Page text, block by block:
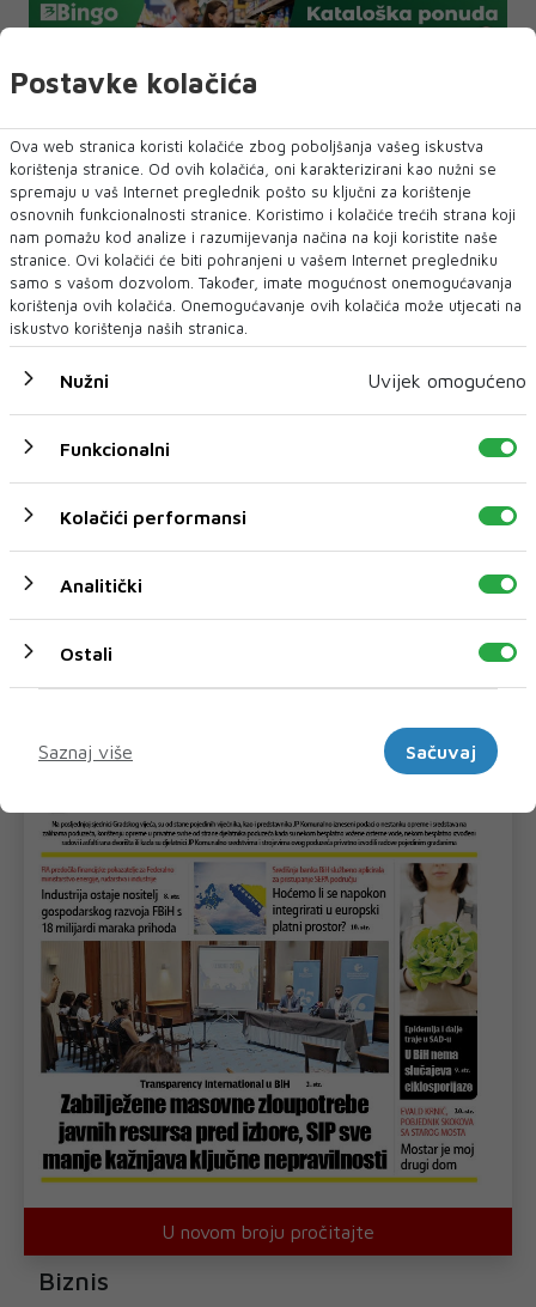
NAFTA
NAJNOVIJE NAJČITANIJE
NEUM UNDERWATER FILM FESTIVAL 2026.
MORA – UVEDENA I NOVA KATEGORIJA „BEST
FILM POSTER AWARD“
Neum će 27., 28. i 29. kolovoza 2026. godine ponovno postati
mjesto susreta filma, mora,...
U novom broju pročitajte
Biznis
Postavke kolačića
Ova web stranica koristi kolačiće zbog poboljšanja vašeg iskustva
korištenja stranice. Od ovih kolačića, oni karakterizirani kao nužni se
spremaju u vaš Internet preglednik pošto su ključni za korištenje
osnovnih funkcionalnosti stranice. Koristimo i kolačiće trećih strana koji
nam pomažu kod analize i razumijevanja načina na koji koristite naše
stranice. Ovi kolačići će biti pohranjeni u vašem Internet pregledniku
samo s vašom dozvolom. Također, imate mogućnost onemogućavanja
korištenja ovih kolačića. Onemogućavanje ovih kolačića može utjecati na
iskustvo korištenja naših stranica.
Nužni Uvijek omogućeno
Funkcionalni
Kolačići performansi
Analitički
Ostali
Saznaj više
Sačuvaj